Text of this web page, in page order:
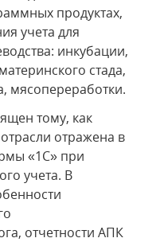
продуктах,
учета для
инкубации,
стада,
мясопереработки.
тому, как
отражена в
«1С» при
учета. В
отчетности АПК